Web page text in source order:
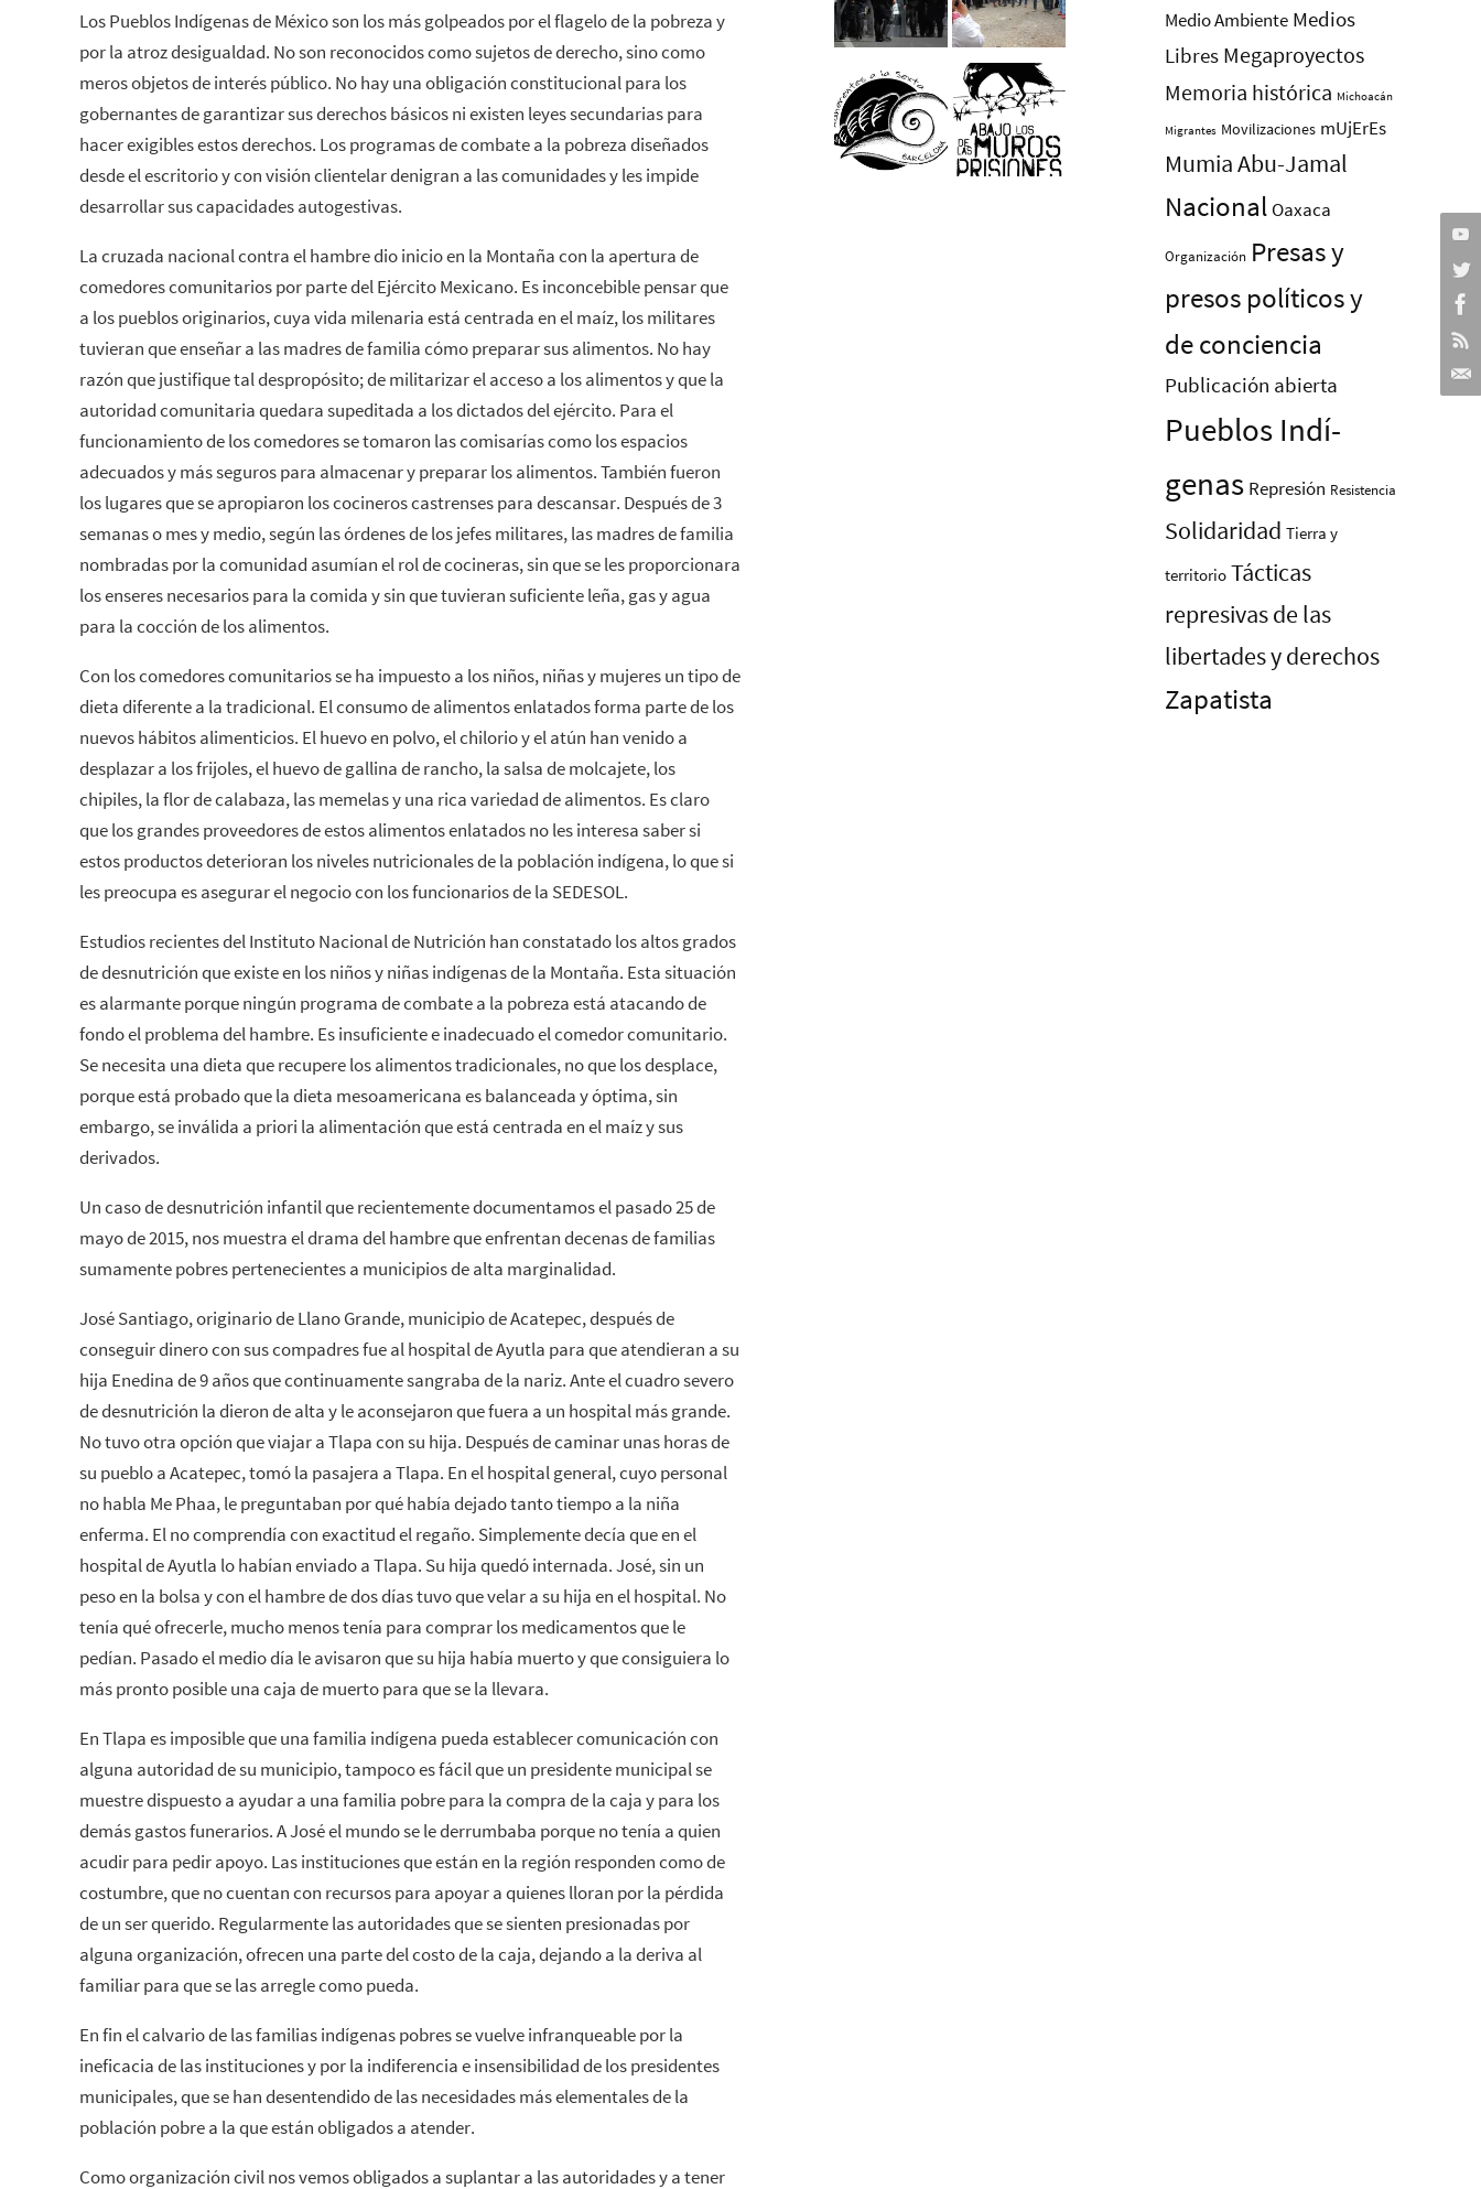
Los Pueblos Indígenas de México son los más golpeados por el flagelo de la pobreza y
por la atroz desigualdad. No son reconocidos como sujetos de derecho, sino como
meros objetos de interés público. No hay una obligación constitucional para los
gobernantes de garantizar sus derechos básicos ni existen leyes secundarias para
hacer exigibles estos derechos. Los programas de combate a la pobreza diseñados
desde el escritorio y con visión clientelar denigran a las comunidades y les impide
desarrollar sus capacidades autogestivas.
La cruzada nacional contra el hambre dio inicio en la Montaña con la apertura de
comedores comunitarios por parte del Ejército Mexicano. Es inconcebible pensar que
a los pueblos originarios, cuya vida milenaria está centrada en el maíz, los militares
tuvieran que enseñar a las madres de familia cómo preparar sus alimentos. No hay
razón que justifique tal despropósito; de militarizar el acceso a los alimentos y que la
autoridad comunitaria quedara supeditada a los dictados del ejército. Para el
funcionamiento de los comedores se tomaron las comisarías como los espacios
adecuados y más seguros para almacenar y preparar los alimentos. También fueron
los lugares que se apropiaron los cocineros castrenses para descansar. Después de 3
semanas o mes y medio, según las órdenes de los jefes militares, las madres de familia
nombradas por la comunidad asumían el rol de cocineras, sin que se les proporcionara
los enseres necesarios para la comida y sin que tuvieran suficiente leña, gas y agua
para la cocción de los alimentos.
Con los comedores comunitarios se ha impuesto a los niños, niñas y mujeres un tipo de
dieta diferente a la tradicional. El consumo de alimentos enlatados forma parte de los
nuevos hábitos alimenticios. El huevo en polvo, el chilorio y el atún han venido a
desplazar a los frijoles, el huevo de gallina de rancho, la salsa de molcajete, los
chipiles, la flor de calabaza, las memelas y una rica variedad de alimentos. Es claro
que los grandes proveedores de estos alimentos enlatados no les interesa saber si
estos productos deterioran los niveles nutricionales de la población indígena, lo que si
les preocupa es asegurar el negocio con los funcionarios de la SEDESOL.
Estudios recientes del Instituto Nacional de Nutrición han constatado los altos grados
de desnutrición que existe en los niños y niñas indígenas de la Montaña. Esta situación
es alarmante porque ningún programa de combate a la pobreza está atacando de
fondo el problema del hambre. Es insuficiente e inadecuado el comedor comunitario.
Se necesita una dieta que recupere los alimentos tradicionales, no que los desplace,
porque está probado que la dieta mesoamericana es balanceada y óptima, sin
embargo, se inválida a priori la alimentación que está centrada en el maíz y sus
derivados.
Un caso de desnutrición infantil que recientemente documentamos el pasado 25 de
mayo de 2015, nos muestra el drama del hambre que enfrentan decenas de familias
sumamente pobres pertenecientes a municipios de alta marginalidad.
José Santiago, originario de Llano Grande, municipio de Acatepec, después de
conseguir dinero con sus compadres fue al hospital de Ayutla para que atendieran a su
hija Enedina de 9 años que continuamente sangraba de la nariz. Ante el cuadro severo
de desnutrición la dieron de alta y le aconsejaron que fuera a un hospital más grande.
No tuvo otra opción que viajar a Tlapa con su hija. Después de caminar unas horas de
su pueblo a Acatepec, tomó la pasajera a Tlapa. En el hospital general, cuyo personal
no habla Me Phaa, le preguntaban por qué había dejado tanto tiempo a la niña
enferma. El no comprendía con exactitud el regaño. Simplemente decía que en el
hospital de Ayutla lo habían enviado a Tlapa. Su hija quedó internada. José, sin un
peso en la bolsa y con el hambre de dos días tuvo que velar a su hija en el hospital. No
tenía qué ofrecerle, mucho menos tenía para comprar los medicamentos que le
pedían. Pasado el medio día le avisaron que su hija había muerto y que consiguiera lo
más pronto posible una caja de muerto para que se la llevara.
En Tlapa es imposible que una familia indígena pueda establecer comunicación con
alguna autoridad de su municipio, tampoco es fácil que un presidente municipal se
muestre dispuesto a ayudar a una familia pobre para la compra de la caja y para los
demás gastos funerarios. A José el mundo se le derrumbaba porque no tenía a quien
acudir para pedir apoyo. Las instituciones que están en la región responden como de
costumbre, que no cuentan con recursos para apoyar a quienes lloran por la pérdida
de un ser querido. Regularmente las autoridades que se sienten presionadas por
alguna organización, ofrecen una parte del costo de la caja, dejando a la deriva al
familiar para que se las arregle como pueda.
En fin el calvario de las familias indígenas pobres se vuelve infranqueable por la
ineficacia de las instituciones y por la indiferencia e insensibilidad de los presidentes
municipales, que se han desentendido de las necesidades más elementales de la
población pobre a la que están obligados a atender.
Como organización civil nos vemos obligados a suplantar a las autoridades y a tener
Medio Ambiente Medios
Libres Megaproyectos
Memoria histórica Michoacán
Migrantes Movilizaciones mUjErEs
Mumia Abu-Jamal
Nacional Oaxaca
Organización Presas y
presos polí­ticos y
de conciencia
Publicación abierta
Pueblos Indí­
genas Represión Resistencia
Solidaridad Tierra y
territorio Tácticas
represivas de las
libertades y derechos
Zapatista